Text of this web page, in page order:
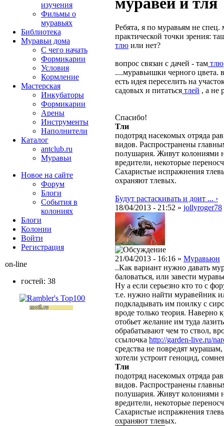
Ребята, я по муравьям не спец.
практической точки зрения:
тлю или нет?
вопрос связан с дачей - там тлю
....муравьишки черного цвета.
есть идея переселить на
садовых и питаться тлей , а не
Спасибо!
Тли
подотряд насекомых отряда
видов. Распространены
полушария. Живут колониями
вредители, некоторые
Сахаристые испражнения
охраняют тлевых.
Будут растаскивать и доит ... ›
18/04/2013 - 21:52 » jollyroger78
21/04/2013 - 16:16 » Муравьюн
..Как вариант нужно давать
баловаться, или завести
Ну а если серьезно кто то с
т.е. нужно найти муравейник
подкладывать им поилку с
вроде только теория. Наверно
отобьет желание им туда
обрабатывают чем то ствол,
ссылочка http://garden-live.ru/
средства не повредят
хотели устроит геноцид,
Тли
подотряд насекомых отряда
видов. Распространены
полушария. Живут колониями
вредители, некоторые
Сахаристые испражнения
охраняют тлевых.
изучения
Фильмы о
муравьях
Библиотека
Муравьи дома
С чего начать
Формикарии
Условия
Кормление
Мастерская
Инкубаторы
Формикарии
Арены
Инструменты
Наполнители
Каталог
antclub.ru
Муравьи
Новое на сайте
Форум
Блоги
События в
колониях
Блоги
Колонии
Войти
Peгиcтpaция
on-line
гостей: 38